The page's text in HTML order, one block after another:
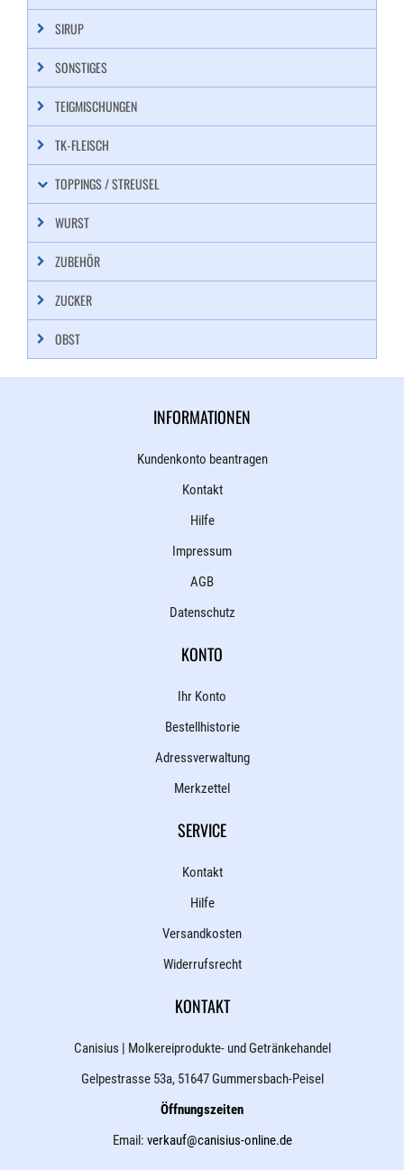
SIRUP
SONSTIGES
TEIGMISCHUNGEN
TK-FLEISCH
TOPPINGS / STREUSEL
WURST
ZUBEHÖR
ZUCKER
OBST
INFORMATIONEN
Kundenkonto beantragen
Kontakt
Hilfe
Impressum
AGB
Datenschutz
KONTO
Ihr Konto
Bestellhistorie
Adressverwaltung
Merkzettel
SERVICE
Kontakt
Hilfe
Versandkosten
Widerrufsrecht
KONTAKT
Canisius | Molkereiprodukte- und Getränkehandel
Gelpestrasse 53a, 51647 Gummersbach-Peisel
Öffnungszeiten
Email: verkauf@canisius-online.de